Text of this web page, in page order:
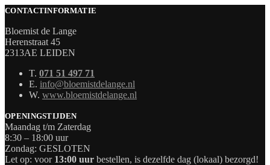
CONTACTINFORMATIE
Bloemist de Lange
Herenstraat 45
2313AE LEIDEN
T. 071 51 497 71
E. info@bloemistdelange.nl
W. www.bloemistdelange.nl
OPENINGSTIJDEN
Maandag t/m Zaterdag
8:30 – 18:00 uur
Zondag: GESLOTEN
Let op: voor 13:00 uur bestellen, is dezelfde dag (lokaal) bezorgd!